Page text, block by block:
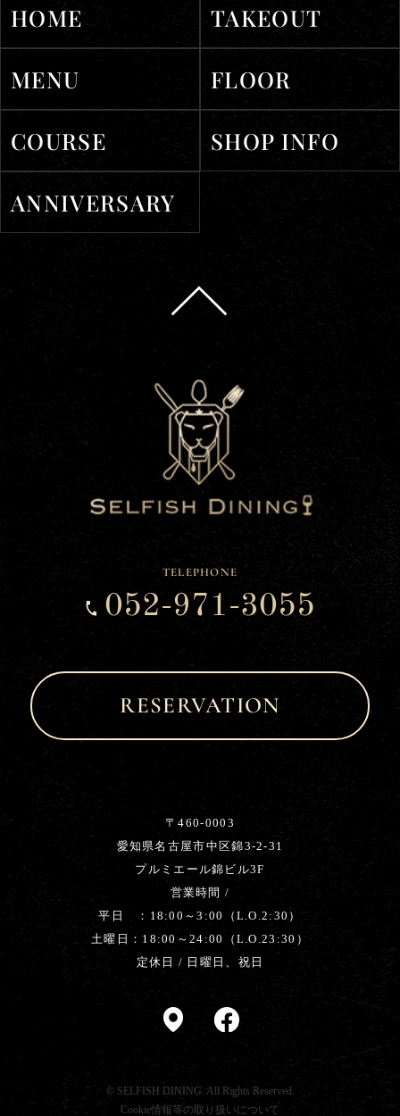
HOME
MENU
COURSE
ANNIVERSARY
TAKEOUT
FLOOR
SHOP INFO
TELEPHONE
052-971-3055
〒460-0003
愛知県名古屋市中区錦3-2-31
プルミエール錦ビル3F
営業時間 /
平日 ：18:00～3:00（L.O.2:30）
土曜日：18:00～24:00（L.O.23:30）
定休日 / 日曜日、祝日
RESERVATION
© SELFISH DINING. All Rights Reserved.
Cookie情報等の取り扱いについて